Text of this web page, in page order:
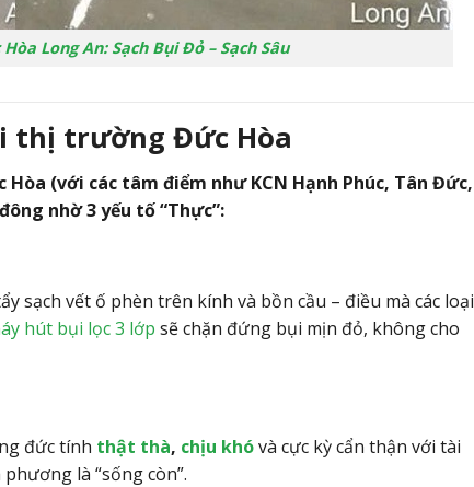
Long An: Sạch Bụi Đỏ – Sạch Sâu
thị trường Đức Hòa
(với các tâm điểm như KCN Hạnh Phúc, Tân Đức,
nhờ 3 yếu tố “Thực”:
sạch vết ố phèn trên kính và bồn cầu – điều mà các loại
hút bụi lọc 3 lớp sẽ chặn đứng bụi mịn đỏ, không cho
đức tính thật thà, chịu khóvà cực kỳ cẩn thận với tài
là “sống còn”.